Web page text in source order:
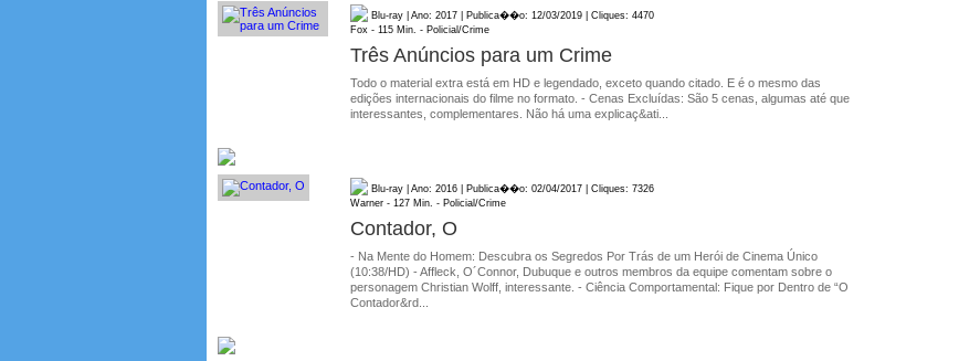
Blu-ray | Ano: 2017 | Publica��o: 12/03/2019 | Cliques: 4470
Fox - 115 Min. - Policial/Crime
Três Anúncios para um Crime
Todo o material extra está em HD e legendado, exceto quando citado. E é o mesmo das
edições internacionais do filme no formato. - Cenas Excluídas: São 5 cenas, algumas até que
interessantes, complementares. Não há uma explicaç&ati...
Blu-ray | Ano: 2016 | Publica��o: 02/04/2017 | Cliques: 7326
Warner - 127 Min. - Policial/Crime
Contador, O
- Na Mente do Homem: Descubra os Segredos Por Trás de um Herói de Cinema Único
(10:38/HD) - Affleck, O´Connor, Dubuque e outros membros da equipe comentam sobre o
personagem Christian Wolff, interessante. - Ciência Comportamental: Fique por Dentro de “O
Contador&rd...